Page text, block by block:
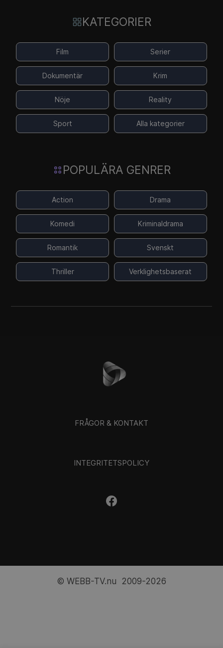
KATEGORIER
Film Serier
Dokumentär Krim
Nöje Reality
Sport Alla kategorier
POPULÄRA GENRER
Action Drama
Komedi Kriminaldrama
Romantik Svenskt
Thriller Verklighetsbaserat
FRÅGOR & KONTAKT
INTEGRITETSPOLICY
© WEBB-TV.nu 2009-2026